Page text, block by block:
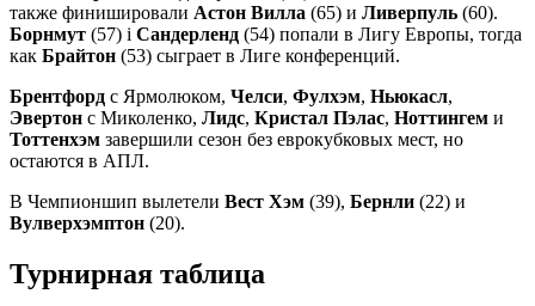
также финишировали Астон Вилла (65) и Ливерпуль (60).
Борнмут (57) і Сандерленд (54) попали в Лигу Европы, тогда
как Брайтон (53) сыграет в Лиге конференций.
Брентфорд с Ярмолюком, Челси, Фулхэм, Ньюкасл,
Эвертон с Миколенко, Лидс, Кристал Пэлас, Ноттингем и
Тоттенхэм завершили сезон без еврокубковых мест, но
остаются в АПЛ.
В Чемпионшип вылетели Вест Хэм (39), Бернли (22) и
Вулверхэмптон (20).
Турнирная таблица